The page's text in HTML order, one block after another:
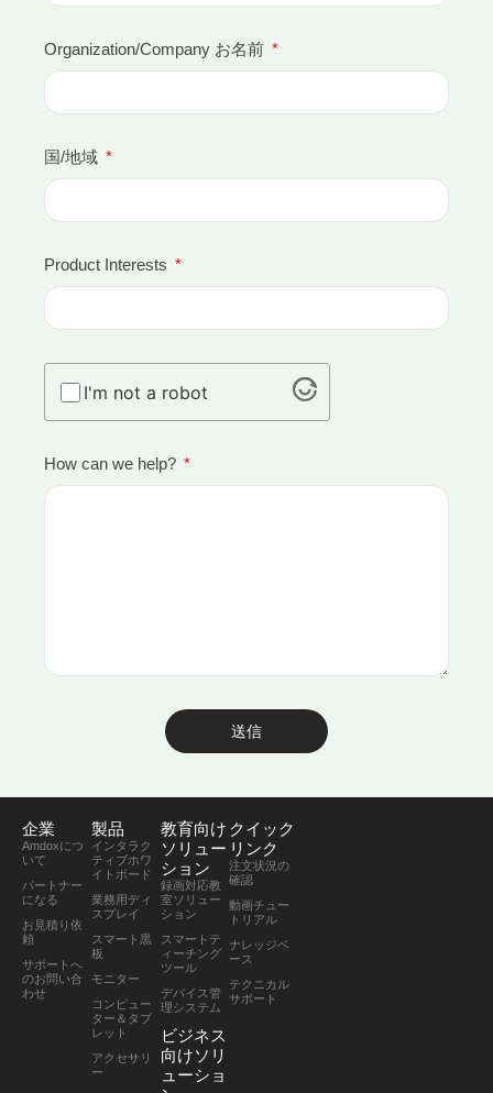
Organization/Company お名前
国/地域
Product Interests
I'm not a robot
How can we help?
送信
企業
Amdoxにつ
いて
パートナー
になる
お見積り依
頼
サポートへ
のお問い合
わせ
製品
インタラク
ティブホワ
イトボード
業務用ディ
スプレイ
スマート黒
板
モニター
コンピュー
ター＆タブ
レット
アクセサリ
ー
教育向け
ソリュー
ション
録画対応教
室ソリュー
ション
スマートテ
ィーチング
ツール
デバイス管
理システム
ビジネス
向けソリ
ューショ
クイック
リンク
注文状況の
確認
動画チュー
トリアル
ナレッジベ
ース
テクニカル
サポート